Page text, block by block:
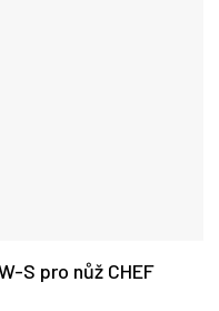
S pro nůž CHEF